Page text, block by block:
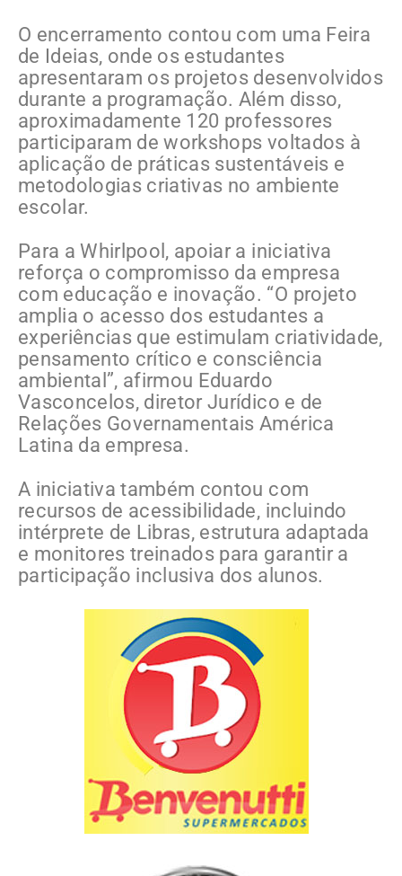
O encerramento contou com uma Feira
de Ideias, onde os estudantes
apresentaram os projetos desenvolvidos
durante a programação. Além disso,
aproximadamente 120 professores
participaram de workshops voltados à
aplicação de práticas sustentáveis e
metodologias criativas no ambiente
escolar.
Para a Whirlpool, apoiar a iniciativa
reforça o compromisso da empresa
com educação e inovação. “O projeto
amplia o acesso dos estudantes a
experiências que estimulam criatividade,
pensamento crítico e consciência
ambiental”, afirmou Eduardo
Vasconcelos, diretor Jurídico e de
Relações Governamentais América
Latina da empresa.
A iniciativa também contou com
recursos de acessibilidade, incluindo
intérprete de Libras, estrutura adaptada
e monitores treinados para garantir a
participação inclusiva dos alunos.